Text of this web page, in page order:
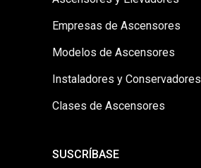
Empresas de Ascensores
Modelos de Ascensores
Instaladores y Conservadores
Clases de Ascensores
SUSCRÍBASE